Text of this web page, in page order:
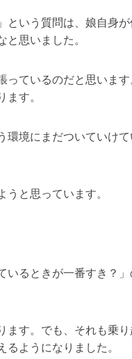
という質問は、娘自身
思いました。
っているのだと思います
す。
環境にまだついていけ
うと思っています。
いるときが一番すき？
ます。でも、それも乗り
ようになりました。